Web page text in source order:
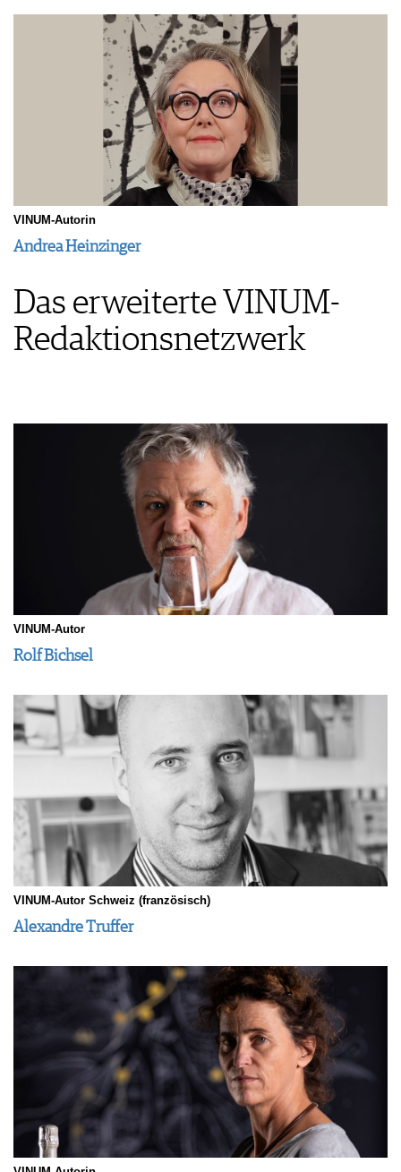
VINUM-Autorin
Andrea Heinzinger
Das erweiterte VINUM-
Redaktionsnetzwerk
VINUM-Autor
Rolf Bichsel
VINUM-Autor Schweiz (französisch)
Alexandre Truffer